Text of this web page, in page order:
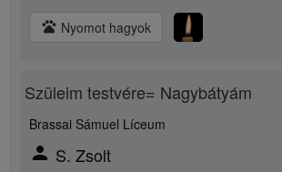
pets Nyomot hagyok
Szüleim testvére= Nagybátyám
Brassai Sámuel Líceum
person S. Zsolt